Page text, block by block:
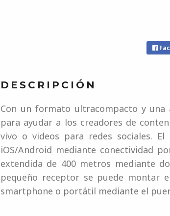
DESCRIPCIÓN
Con un formato ultracompacto y
para ayudar a los creadores de
vivo o videos para redes sociales.
iOS/Android mediante conectividad
extendida de 400 metros mediante
pequeño receptor se puede montar
smartphone o portátil mediante el